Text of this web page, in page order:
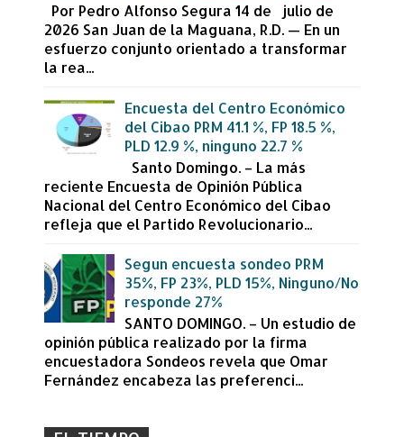
Por Pedro Alfonso Segura 14 de julio de
2026 San Juan de la Maguana, R.D. — En un
esfuerzo conjunto orientado a transformar
la rea...
Encuesta del Centro Económico
del Cibao PRM 41.1 %, FP 18.5 %,
PLD 12.9 %, ninguno 22.7 %
Santo Domingo. – La más
reciente Encuesta de Opinión Pública
Nacional del Centro Económico del Cibao
refleja que el Partido Revolucionario...
Segun encuesta sondeo PRM
35%, FP 23%, PLD 15%, Ninguno/No
responde 27%
SANTO DOMINGO. – Un estudio de
opinión pública realizado por la firma
encuestadora Sondeos revela que Omar
Fernández encabeza las preferenci...